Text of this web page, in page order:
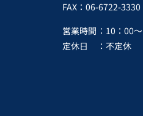
FAX：06-6722-3330
営業時間 ：10：00
定休日
：不定休